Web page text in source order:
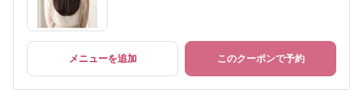
メニューを追加 このクーポンで予約